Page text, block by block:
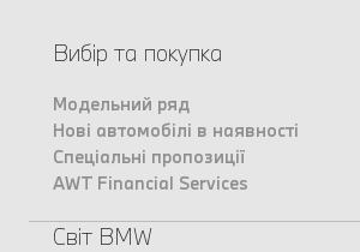
Вибір та покупка
Модельний ряд
Нові автомобілі в наявності
Спеціальні пропозиції
AWT Financial Services
Світ BMW